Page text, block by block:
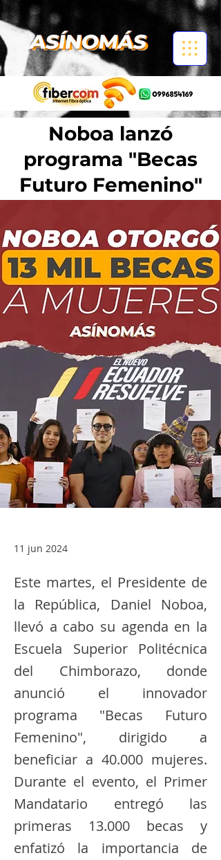
Noboa lanzó
programa "Becas
Futuro Femenino"
11 jun 2024
Este martes, el Presidente de
la República, Daniel Noboa,
llevó a cabo su agenda en la
Escuela Superior Politécnica
del Chimborazo, donde
anunció el innovador
programa "Becas Futuro
Femenino", dirigido a
beneficiar a 40.000 mujeres.
Durante el evento, el Primer
Mandatario entregó las
primeras 13.000 becas y
enfatizó la importancia de